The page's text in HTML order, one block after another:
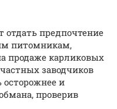
отдать предпочтение
питомникам,
продаже карликовых
заводчиков
и
проверив